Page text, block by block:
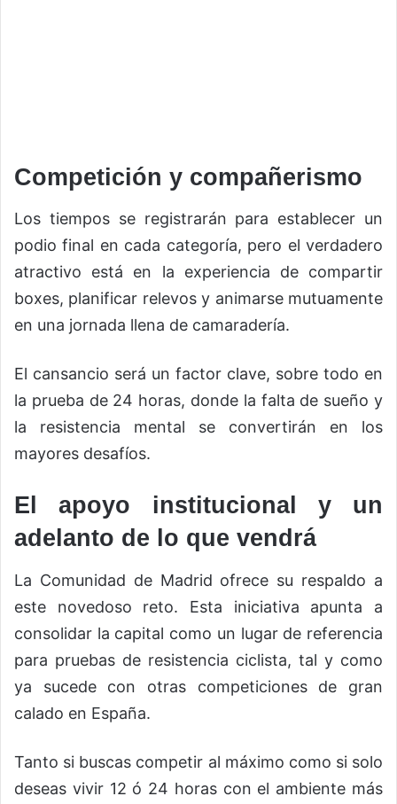
Competición y compañerismo
Los tiempos se registrarán para establecer un
podio final en cada categoría, pero el verdadero
atractivo está en la experiencia de compartir
boxes, planificar relevos y animarse mutuamente
en una jornada llena de camaradería.
El cansancio será un factor clave, sobre todo en
la prueba de 24 horas, donde la falta de sueño y
la resistencia mental se convertirán en los
mayores desafíos.
El apoyo institucional y un
adelanto de lo que vendrá
La Comunidad de Madrid ofrece su respaldo a
este novedoso reto. Esta iniciativa apunta a
consolidar la capital como un lugar de referencia
para pruebas de resistencia ciclista, tal y como
ya sucede con otras competiciones de gran
calado en España.
Tanto si buscas competir al máximo como si solo
deseas vivir 12 ó 24 horas con el ambiente más